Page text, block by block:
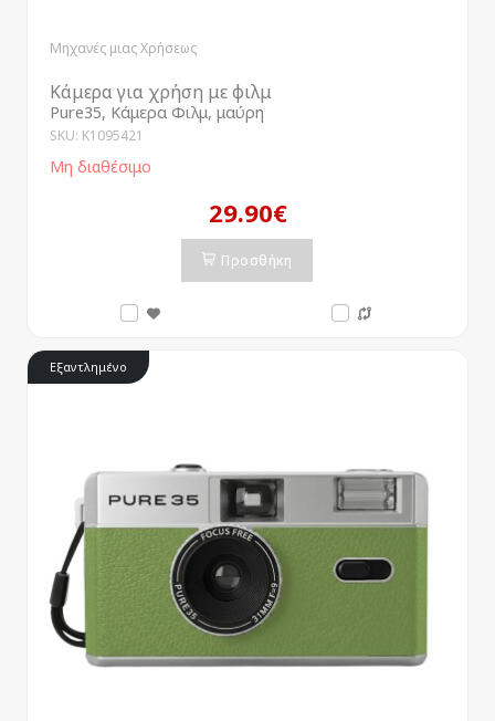
Μηχανές μιας Χρήσεως
Κάμερα για χρήση με φιλμ
Pure35, Κάμερα Φιλμ, μαύρη
SKU: K1095421
Μη διαθέσιμο
29.90€
Προσθήκη
Εξαντλημένο